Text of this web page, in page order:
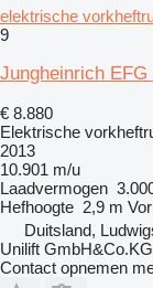
elektrische
9
Jungheinrich EFG
€ 8.880
Elektrische
2013
10.901 m/u
Laadvermogen
Hefhoogte 2,9 m
Duitsland,
Unilift GmbH&Co.KG
Contact opnemen